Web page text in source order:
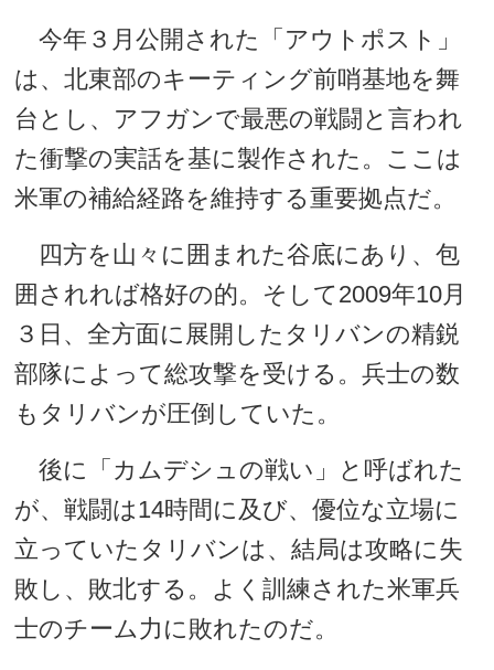
今年３月公開された「アウトポスト」
は、北東部のキーティング前哨基地を舞
台とし、アフガンで最悪の戦闘と言われ
た衝撃の実話を基に製作された。ここは
米軍の補給経路を維持する重要拠点だ。
四方を山々に囲まれた谷底にあり、包
囲されれば格好の的。そして2009年10月
３日、全方面に展開したタリバンの精鋭
部隊によって総攻撃を受ける。兵士の数
もタリバンが圧倒していた。
後に「カムデシュの戦い」と呼ばれた
が、戦闘は14時間に及び、優位な立場に
立っていたタリバンは、結局は攻略に失
敗し、敗北する。よく訓練された米軍兵
士のチーム力に敗れたのだ。